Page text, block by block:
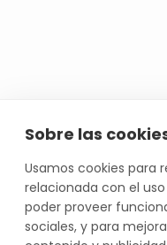
Sobre las
Usamos cookies para
relacionada con el
poder proveer
sociales, y para